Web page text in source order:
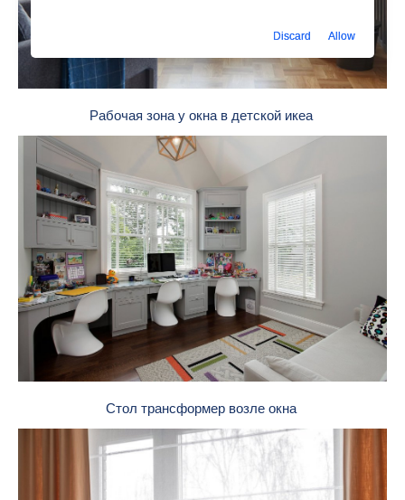
Рабочая зона у окна в детской икеа
Стол трансформер возле окна
Discard Allow